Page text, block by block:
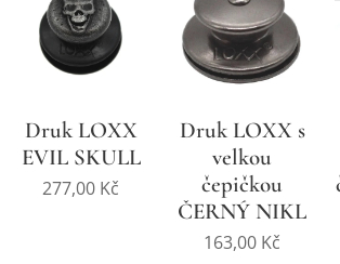
Druk LOXX
EVIL SKULL
277,00 Kč
Druk LOXX s
velkou
čepičkou
ČERNÝ NIKL
163,00 Kč